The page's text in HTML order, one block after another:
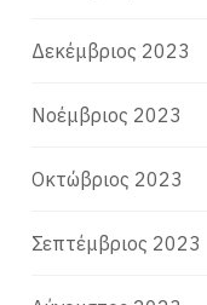
Δεκέμβριος 2023
Νοέμβριος 2023
Οκτώβριος 2023
Σεπτέμβριος 2023